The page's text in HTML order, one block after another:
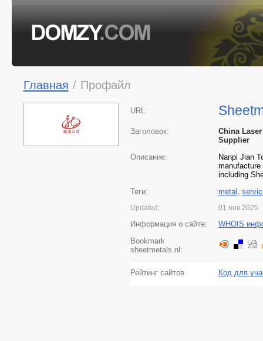
Главная / Профайл
URL:
Заголовок:
China
Supplier
Описание:
Nanpi Jian
including
Теги:
metal ,
Updated: 01 янв 2025
Информация о сайте:
WHOIS
Bookmark
sheetmetals.nl:
Рейтинг сайтов Код для